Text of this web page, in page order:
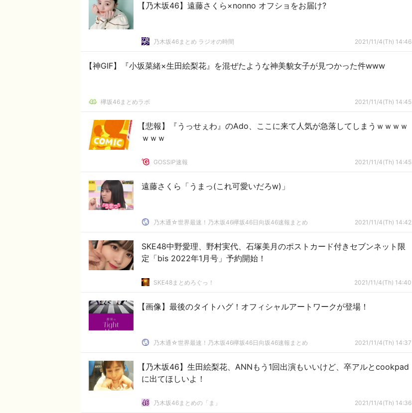
【乃木坂46】遠藤さくら×nonno オフショをお届け?
乃木坂46まとめ ラジオの時間 2021/11/4(Th) 14:46
【神GIF】『小坂菜緒×生田絵梨花』を混ぜたような神美貌女子が見つかった件www
欅坂46まとめラボ 2021/11/4(Th) 14:45
【悲報】『うっせぇわ』のAdo、ここに来て人気が急落してしまうｗｗｗｗ
ｗｗｗ
GOSSIP速報 2021/11/4(Th) 14:45
遠藤さくら「うまっ(これ可愛いだろw)」
乃木通☆世界最速！乃木坂46欅坂46日向坂46速報まとめ 2021/11/4(Th) 14:42
SKE48中野愛理、野村実代、石塚美月のポストカード付きセブンネット限
定「bis 2022年1月号」予約開始！
SKE48まとめろぐっ！ 2021/11/4(Th) 14:40
【画像】最後のタイトハグ！オフィシャルアートワークが登場！
乃木通☆世界最速！乃木坂46欅坂46日向坂46速報まとめ 2021/11/4(Th) 14:37
【乃木坂46】生田絵梨花、ANNもう1回出演もいいけど、卒アルとcookpad
に出てほしいよ！
乃木坂46まとめの「ま」 2021/11/4(Th) 14:36